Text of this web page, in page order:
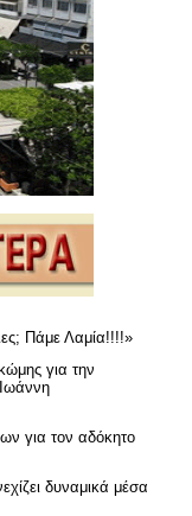
Πάμε Λαμία!!!!»
για την
για τον αδόκητο
δυναμικά μέσα